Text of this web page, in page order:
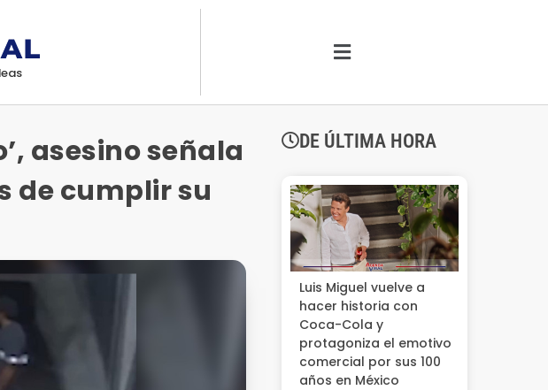
asesino señala
de cumplir su
DE ÚLTIMA HORA
Luis Miguel vuelve a
hacer historia con
Coca-Cola y
protagoniza el emotivo
comercial por sus 100
años en México